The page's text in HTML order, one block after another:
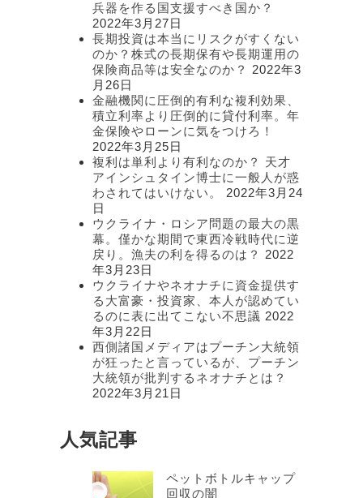
兵器を作る国支援すべき国か？
2022年3月27日
長期投資は本当にリスクがすくない
のか？株式の長期保有や長期運用の
保険商品等は安全なのか？
2022年3
月26日
金融機関に圧倒的有利な複利効果、
積立利率より圧倒的に貸付利率。年
金保険やローンに気をつけろ！
2022年3月25日
複利は単利より有利なのか？ 天才
アインシュタイン博士に一般人が惑
わされてはいけない。
2022年3月24
日
ウクライナ・ロシア問題の最大の黒
幕。僅かな期間で東西冷戦時代に逆
戻り。漁夫の利を得るのは？
2022
年3月23日
ウクライナやネオナチに資金提供す
る大富豪・投資家、本人が認めてい
るのに表に出てこない不思議 2022
年3月22日
西側諸国メディアはプーチン大統領
が狂ったと言っているが、プーチン
大統領が批判するネオナチとは？
2022年3月21日
人気記事
ペットボトルキャップ
回収の闇